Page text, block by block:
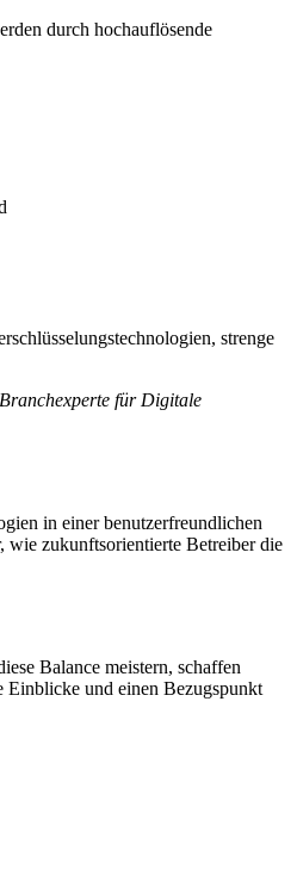
durch hochauflösende
strenge
Branchexperte für Digitale
in einer benutzerfreundlichen
wie zukunftsorientierte Betreiber die
Balance meistern, schaffen
und einen Bezugspunkt